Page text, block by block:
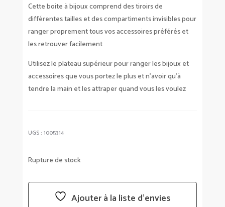
Cette boite à bijoux comprend des tiroirs de
différentes tailles et des compartiments invisibles pour
ranger proprement tous vos accessoires préférés et
les retrouver facilement
Utilisez le plateau supérieur pour ranger les bijoux et
accessoires que vous portez le plus et n’avoir qu’à
tendre la main et les attraper quand vous les voulez
UGS : 1005314
Rupture de stock
Ajouter à la liste d’envies